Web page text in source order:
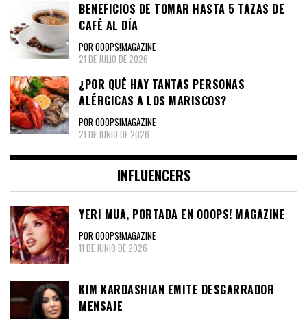
BENEFICIOS DE TOMAR HASTA 5 TAZAS DE
CAFÉ AL DÍA
POR OOOPS!MAGAZINE
21 DE JULIO DE 2026
¿POR QUÉ HAY TANTAS PERSONAS
ALÉRGICAS A LOS MARISCOS?
POR OOOPS!MAGAZINE
21 DE JUNIO DE 2026
INFLUENCERS
YERI MUA, PORTADA EN OOOPS! MAGAZINE
POR OOOPS!MAGAZINE
11 DE JUNIO DE 2026
KIM KARDASHIAN EMITE DESGARRADOR
MENSAJE